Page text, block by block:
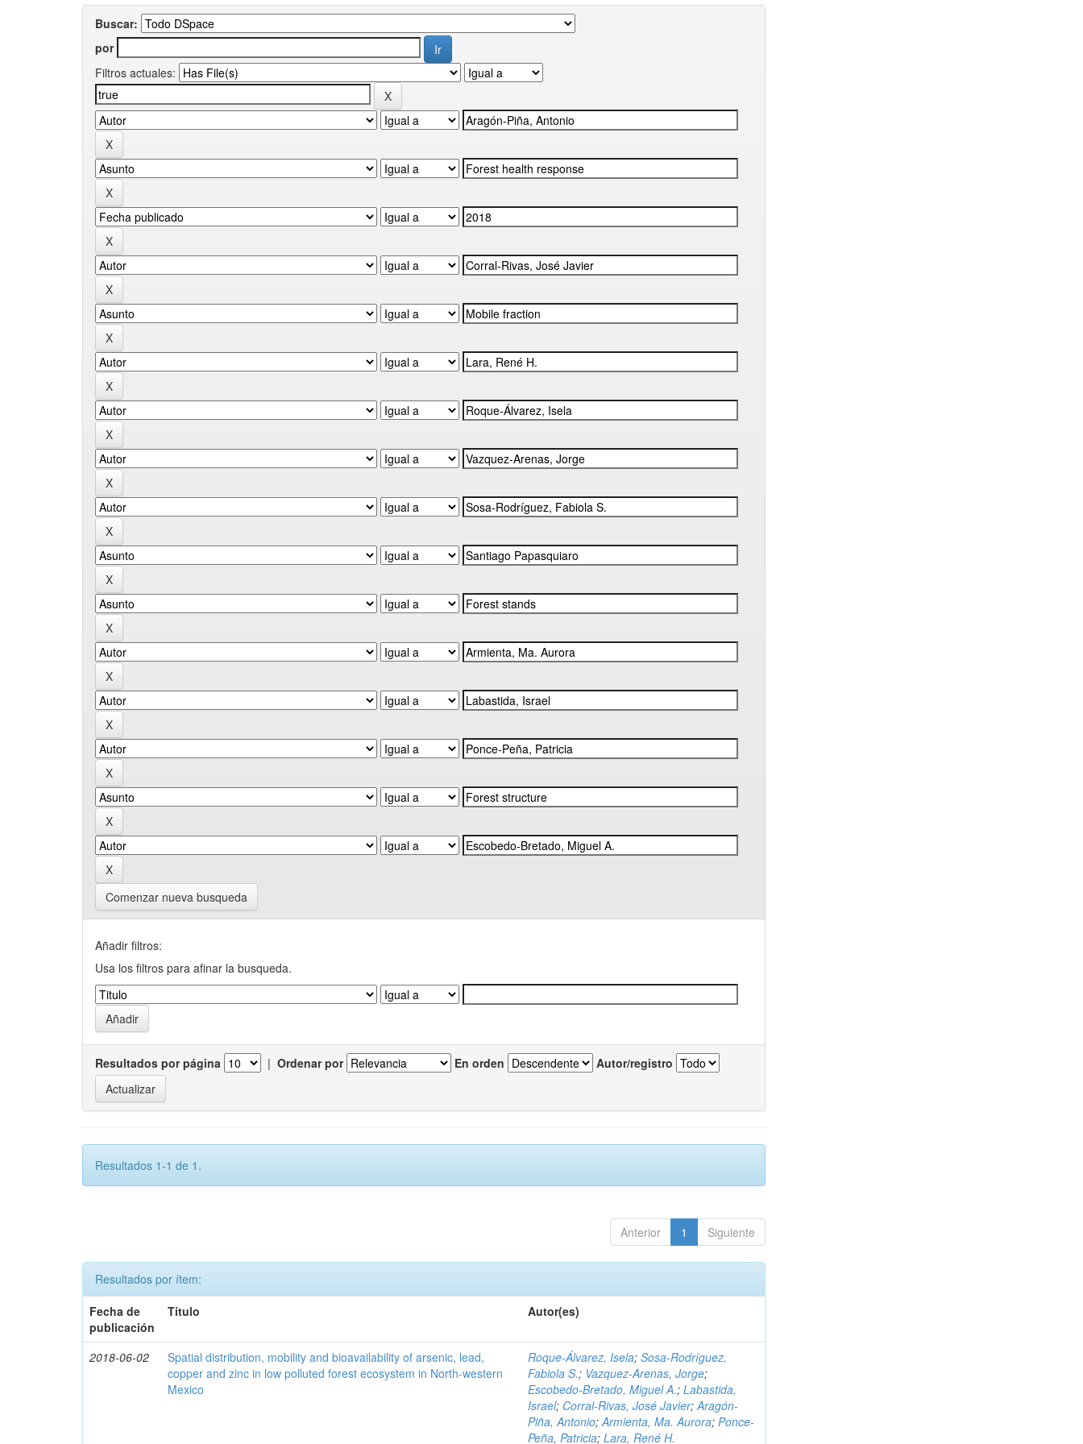
Buscar:
por
Filtros actuales:
Comenzar nueva busqueda
Añadir filtros:
Usa los filtros para afinar la busqueda.
Resultados por página | Ordenar por En orden Autor/registro
Resultados 1-1 de 1.
Anterior 1 Siguiente
Resultados por ítem:
Fecha de
publicación
Título Autor(es)
2018-06-02
Spatial distribution, mobility and bioavailability of arsenic, lead,
copper and zinc in low polluted forest ecosystem in North-western
Mexico
Roque-Álvarez, Isela;Sosa-Rodríguez,
Fabiola S.; Vazquez-Arenas, Jorge;
Escobedo-Bretado, Miguel A.;Labastida,
Israel; Corral-Rivas, José Javier;Aragón-
Piña, Antonio;Armienta, Ma. Aurora;Ponce-
Peña, Patricia;Lara, René H.